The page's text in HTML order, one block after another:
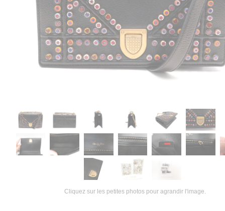
Cliquez sur les petites photos pour agrandir l'image.